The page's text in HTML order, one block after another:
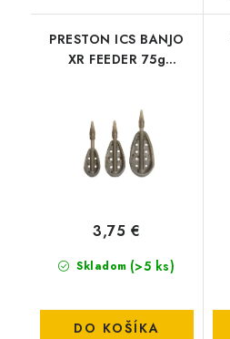
PRESTON ICS BANJO
XR FEEDER 75g
Skladom (>5 ks)
3,75 €
DO KOŠÍKA